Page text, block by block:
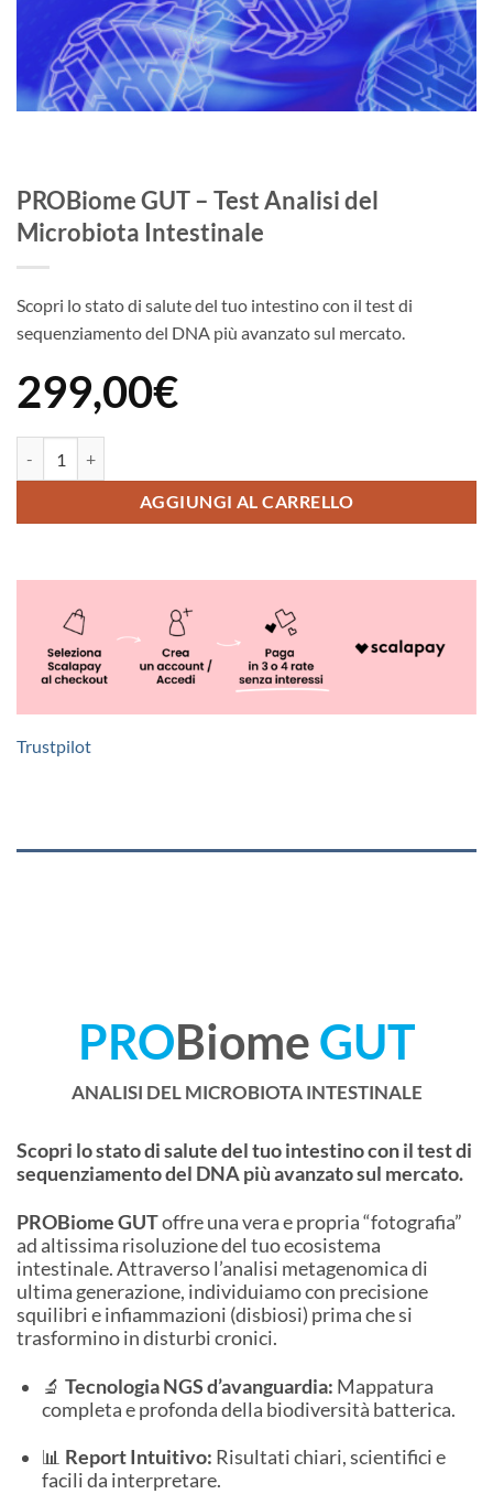
PROBiome GUT – Test Analisi del
Microbiota Intestinale
Scopri lo stato di salute del tuo intestino con il test di
sequenziamento del DNA più avanzato sul mercato.
299,00€
AGGIUNGI AL CARRELLO
Trustpilot
PROBiomeGUT
ANALISI DEL MICROBIOTA INTESTINALE
Scopri lo stato di salute del tuo intestino con il test di
sequenziamento del DNA più avanzato sul mercato.
PROBiome GUToffre una vera e propria “fotografia”
ad altissima risoluzione del tuo ecosistema
intestinale. Attraverso l’analisi metagenomica di
ultima generazione, individuiamo con precisione
squilibri e infiammazioni (disbiosi) prima che si
trasformino in disturbi cronici.
🔬 Tecnologia NGS d’avanguardia: Mappatura
completa e profonda della biodiversità batterica.
📊 Report Intuitivo: Risultati chiari, scientifici e
facili da interpretare.